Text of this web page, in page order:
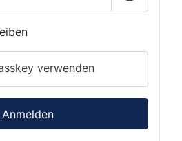
Passwort
verwenden
Anmelden